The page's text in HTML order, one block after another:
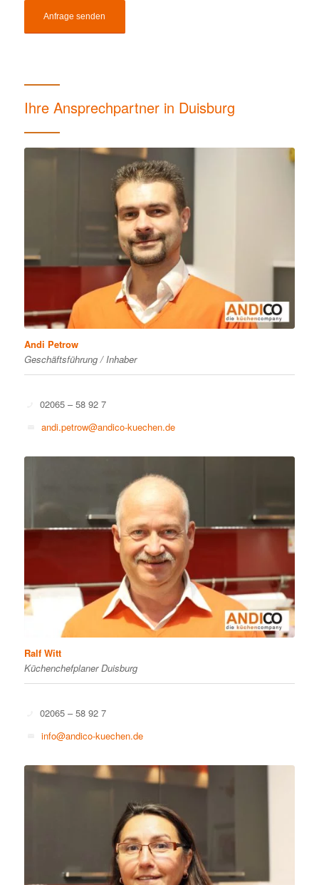
Ihre Ansprechpartner in Duisburg
Andi Petrow
Geschäftsführung / Inhaber
02065 – 58 92 7
andi.petrow@andico-kuechen.de
Ralf Witt
Küchenchefplaner Duisburg
02065 – 58 92 7
info@andico-kuechen.de